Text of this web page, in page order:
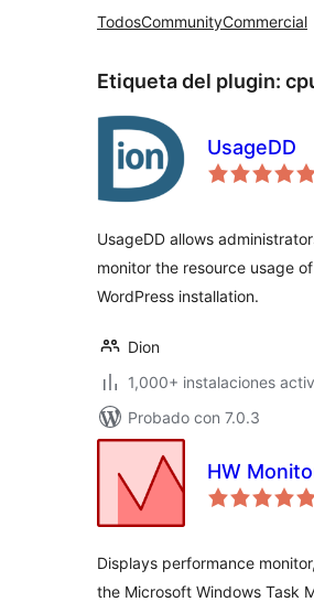
TodosCommunityCommercial
Etiqueta del plugin:
UsageDD
UsageDD allows
monitor the resource usage
WordPress installation.
Dion
1,000+ instalaciones
Probado con 7.0.3
HW
Displays performance
the Microsoft Windows Task